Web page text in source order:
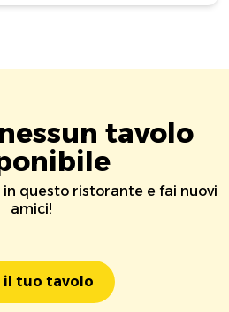
tavolo
questo ristorante e fai nuovi
amici!
il tuo tavolo